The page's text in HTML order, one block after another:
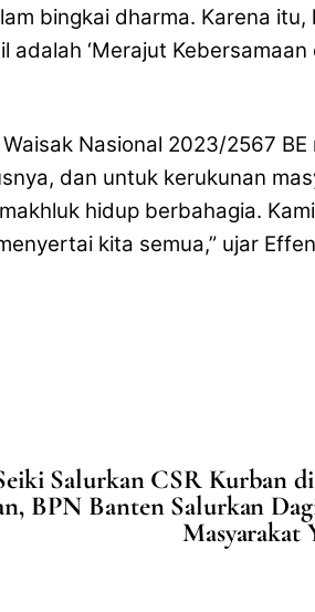
bingkai dharma. Karena
adalah ‘Merajut
Nasional 2023/2567
dan untuk kerukunan
hidup berbahagia.
kita semua,” ujar
Salurkan CSR Kurban
BPN Banten Salurkan
Masyarakat